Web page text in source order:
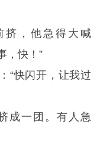
挤，他急得大喊
，快！”
“快闪开，让我过
成一团。有人急